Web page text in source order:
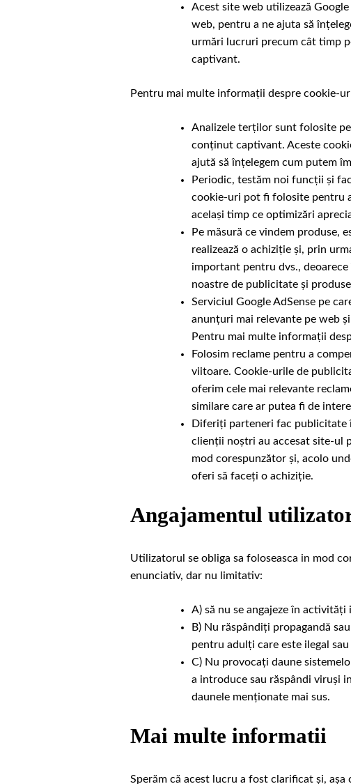
Acest site web utilizează
web, pentru a ne ajuta să
urmări lucruri precum cât timp
captivant.
Pentru mai multe informații despre cookie-
Analizele terților sunt folosite
conținut captivant. Aceste
ajută să înțelegem cum putem
Periodic, testăm noi funcții și
cookie-uri pot fi folosite pentru
același timp ce optimizări
Pe măsură ce vindem
realizează o achiziție și, prin
important pentru dvs.,
noastre de publicitate și
Serviciul Google AdSense pe
anunțuri mai relevante pe web
Pentru mai multe informații
Folosim reclame pentru a
viitoare. Cookie-urile de
oferim cele mai relevante
similare care ar putea fi de
Diferiți parteneri fac publicitate
clienții noștri au accesat site-ul
mod corespunzător și, acolo
oferi să faceți o achiziție.
Angajamentul
Utilizatorul se obliga sa foloseasca in mod
enunciativ, dar nu limitativ:
A) să nu se angajeze în
B) Nu răspândiți propagandă
pentru adulți care este ilegal
C) Nu provocați daune
a introduce sau răspândi viruși
daunele menționate mai sus.
Mai multe informatii
Sperăm că acest lucru a fost clarificat și,